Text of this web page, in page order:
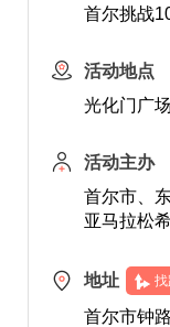
首尔挑战
活动地点
光化门广
活动主办
首尔市、
亚马拉松
地址 找
首尔市钟